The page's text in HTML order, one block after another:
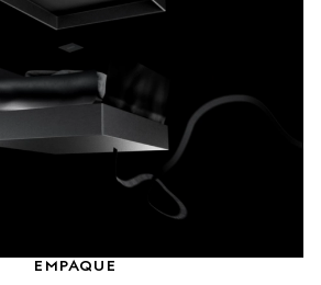
EMPAQUE